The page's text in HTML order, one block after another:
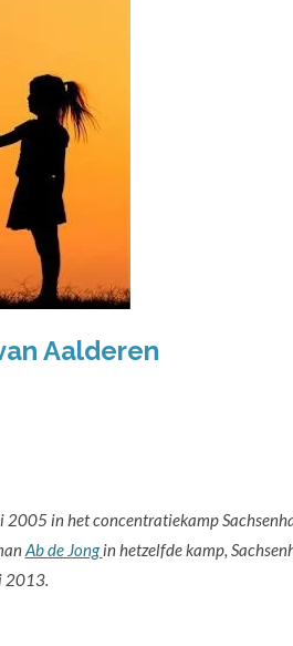
Aalderen
2005 in het concentratiekamp
Ab de Jongin hetzelfde kamp,
2013.